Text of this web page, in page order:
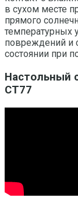
в сухом месте
прямого
температурных
повреждений и
состоянии при
Настольный
СТ77